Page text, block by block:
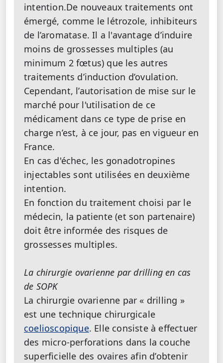
intention.De nouveaux traitements ont
émergé, comme le létrozole, inhibiteurs
de l’aromatase. Il a l'avantage d’induire
moins de grossesses multiples (au
minimum 2 fœtus) que les autres
traitements d’induction d’ovulation.
Cependant, l’autorisation de mise sur le
marché pour l'utilisation de ce
médicament dans ce type de prise en
charge n’est, à ce jour, pas en vigueur en
France.
En cas d'échec, les gonadotropines
injectables sont utilisées en deuxième
intention.
En fonction du traitement choisi par le
médecin, la patiente (et son partenaire)
doit être informée des risques de
grossesses multiples.
La chirurgie ovarienne par drilling en cas
de SOPK
La chirurgie ovarienne par « drilling »
est une technique chirurgicale
coelioscopique. Elle consiste à effectuer
des micro-perforations dans la couche
superficielle des ovaires afin d’obtenir